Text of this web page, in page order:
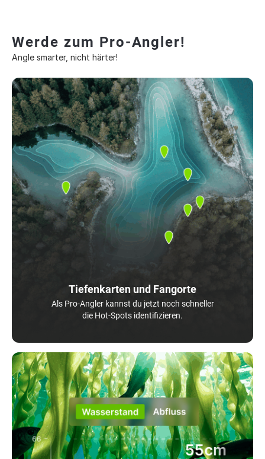
Werde zum Pro-Angler!
Angle smarter, nicht härter!
Tiefenkarten und Fangorte
Als Pro-Angler kannst du jetzt noch schneller
die Hot-Spots identifizieren.